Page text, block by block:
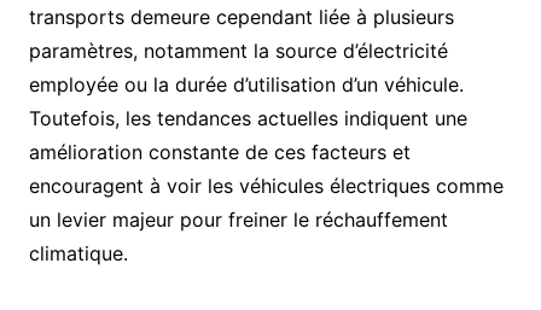
transports demeure cependant liée à plusieurs
paramètres, notamment la source d’électricité
employée ou la durée d’utilisation d’un véhicule.
Toutefois, les tendances actuelles indiquent une
amélioration constante de ces facteurs et
encouragent à voir les véhicules électriques comme
un levier majeur pour freiner le réchauffement
climatique.